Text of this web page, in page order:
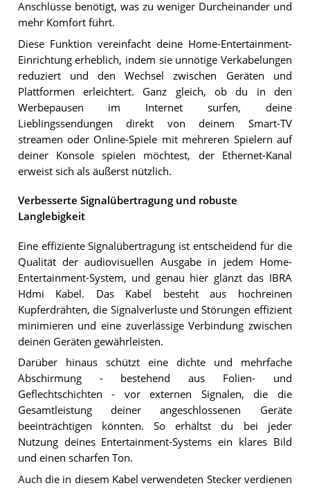
Anschlüsse benötigt, was zu weniger Durcheinander und
mehr Komfort führt.
Diese Funktion vereinfacht deine Home-Entertainment-
Einrichtung erheblich, indem sie unnötige Verkabelungen
reduziert und den Wechsel zwischen Geräten und
Plattformen erleichtert. Ganz gleich, ob du in den
Werbepausen im Internet surfen, deine
Lieblingssendungen direkt von deinem Smart-TV
streamen oder Online-Spiele mit mehreren Spielern auf
deiner Konsole spielen möchtest, der Ethernet-Kanal
erweist sich als äußerst nützlich.
Verbesserte Signalübertragung und robuste
Langlebigkeit
Eine effiziente Signalübertragung ist entscheidend für die
Qualität der audiovisuellen Ausgabe in jedem Home-
Entertainment-System, und genau hier glänzt das IBRA
Hdmi Kabel. Das Kabel besteht aus hochreinen
Kupferdrähten, die Signalverluste und Störungen effizient
minimieren und eine zuverlässige Verbindung zwischen
deinen Geräten gewährleisten.
Darüber hinaus schützt eine dichte und mehrfache
Abschirmung - bestehend aus Folien- und
Geflechtschichten - vor externen Signalen, die die
Gesamtleistung deiner angeschlossenen Geräte
beeinträchtigen könnten. So erhältst du bei jeder
Nutzung deines Entertainment-Systems ein klares Bild
und einen scharfen Ton.
Auch die in diesem Kabel verwendeten Stecker verdienen